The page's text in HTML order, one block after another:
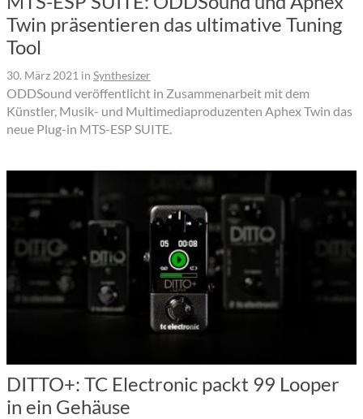
Twin präsentieren das ultimative Tuning
Tool
30. März 2021 in Synthesizer
ODDSound veröffentlicht in Zusammenarbeit mit dem
Künstler, Musik- und Multimediaproduzenten Aphex Twin das
neue Plug-in MTS-ESP SUITE.
DITTO+: TC Electronic packt 99 Looper
in ein Gehäuse